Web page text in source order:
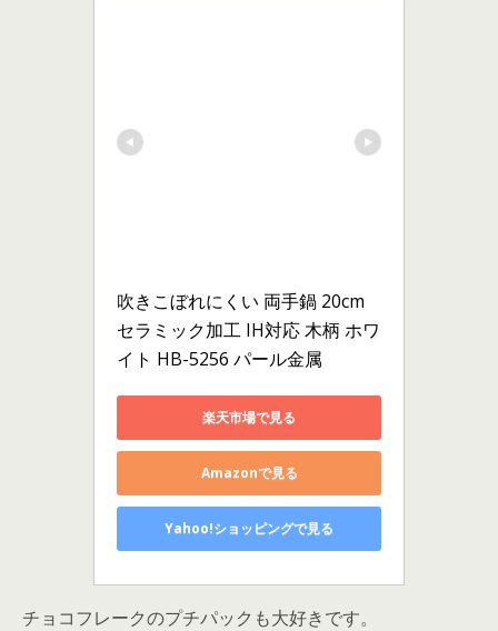
吹きこぼれにくい 両手鍋 20cm
セラミック加工 IH対応 木柄 ホワ
イト HB-5256 パール金属
楽天市場で見る
Amazonで見る
Yahoo!ショッピングで見る
チョコフレークのプチパックも大好きです。